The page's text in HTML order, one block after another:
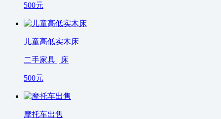
500元
儿童高低实木床
二手家具 | 床
500元
摩托车出售